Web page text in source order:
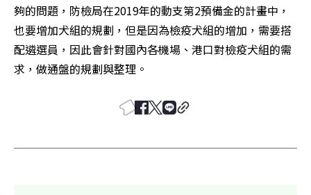
夠的問題，防檢局在2019年的動支第2預備金的計畫中，
也要增加犬組的規劃，但是因為檢疫犬組的增加，需要搭
配遴選員，因此會針對國內各機場、港口對檢疫犬組的需
求，做通盤的規劃與整理。